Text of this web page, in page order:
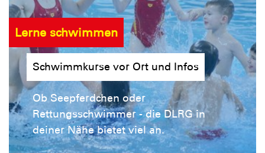
Lerne schwimmen
Schwimmkurse vor Ort und Infos
Ob Seepferdchen oder
Rettungsschwimmer - die DLRG in
deiner Nähe bietet viel an.